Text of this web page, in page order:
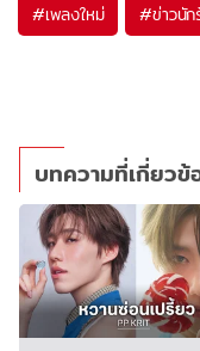
#เพลงใหม่ #ข่าวนั
บทความที่เกี่ยวข้